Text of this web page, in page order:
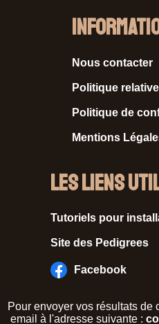
Nous contacter
Politique
Politique de
Mentions
Les liens
Tutoriels pour
Site des Pedigrees
Facebook
Pour envoyer vos résultats de
email à l'adresse suivante :